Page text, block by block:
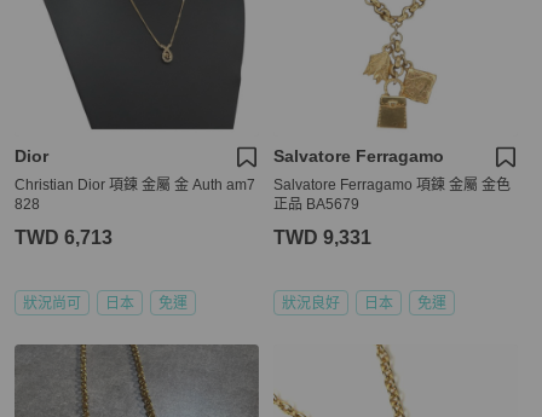
Dior
Christian Dior 項鍊 金屬 金 Auth am7
828
TWD 6,713
狀況尚可 日本 免運
Salvatore Ferragamo
Salvatore Ferragamo 項鍊 金屬 金色
正品 BA5679
TWD 9,331
狀況良好 日本 免運